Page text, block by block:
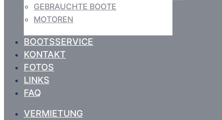
GEBRAUCHTE BOOTE
MOTOREN
BOOTSSERVICE
KONTAKT
FOTOS
LINKS
FAQ
VERMIETUNG